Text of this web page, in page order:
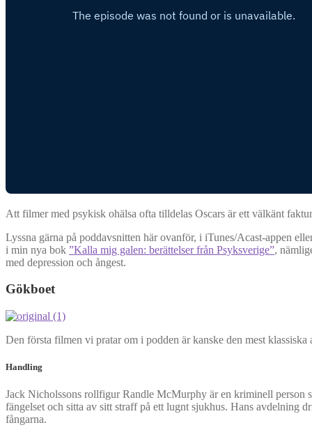
Att filmer med psykisk ohälsa ofta tilldelas Oscars är ett välkänt
Lyssna gärna på poddavsnitten här ovanför, i iTunes/Acast-appen
i min nya bok ”Kalla mig galen: berättelser från Psyksverige”,
med depression och ångest.
Gökboet
Den första filmen vi pratar om i podden är kanske den mest
Handling
Jack Nicholssons rollfigur Randle McMurphy är en kriminell person
fängelset och sitta av sitt straff på ett lugnt sjukhus. Hans avdelning
fångarna.